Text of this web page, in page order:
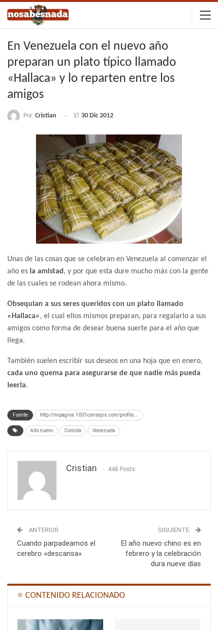
En Venezuela con el nuevo año
preparan un plato típico llamado
«Hallaca» y lo reparten entre los
amigos
Por Cristian El 30 Dic 2012
Unas de las cosas que se celebran en Venezuela al comenzar el
año es la amistad, y por que esta dure mucho más con la gente
de las cuales se rodean ahora mismo.
Obsequian a sus seres queridos con un plato llamado
«Hallaca», el cual ellos mismos preparan, para regalarlo a sus
amigos como forma de desear buena suerte para el año que
llega.
También suelen escribir sus deseos en una hoja que en enero,
cada uno quema para asegurarse de que nadie más pueda
leerla.
Fuente http://mipagina.1001consejos.com/profile...
Año nuevo Comida Venezuela
Cristian 448 Posts
ANTERIOR
Cuando parpadeamos el
cerebro «descansa»
SIGUIENTE
El año nuevo chino es en
febrero y la celebración
dura nueve días
⭐ CONTENIDO RELACIONADO